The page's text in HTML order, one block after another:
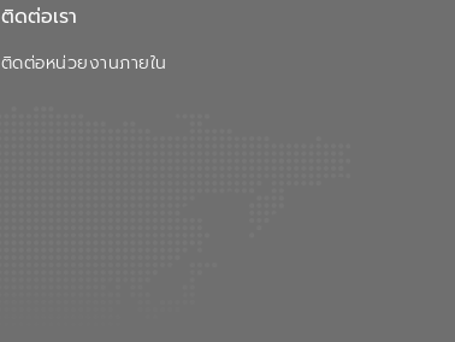
ติดต่อเรา
ติดต่อหน่วยงานภายใน